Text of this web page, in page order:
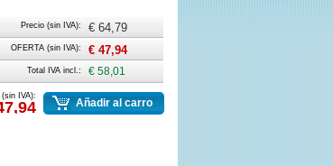
Precio (sin IVA): € 64,79
OFERTA (sin IVA): € 47,94
Total IVA incl.: € 58,01
IVA):
Añadir al carro